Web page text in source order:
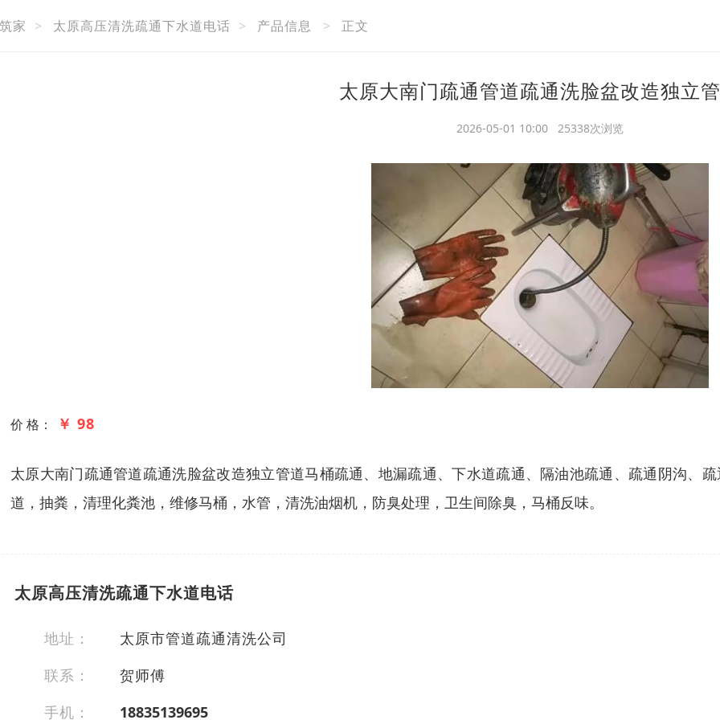
家 > 太原高压清洗疏通下水道电话 > 产品信息 > 正文
太原大南门疏通管道疏通洗脸盆改造独立
2026-05-01 10:00 25338次浏览
价 格： ￥ 98
太原大南门疏通管道疏通洗脸盆改造独立管道马桶疏通、地漏疏通、下水道疏通、隔油池疏通、疏通阴沟、
道，抽粪，清理化粪池，维修马桶，水管，清洗油烟机，防臭处理，卫生间除臭，马桶反味。
太原高压清洗疏通下水道电话
地址：
太原市管道疏通清洗公司
联系：
贺师傅
手机：
18835139695